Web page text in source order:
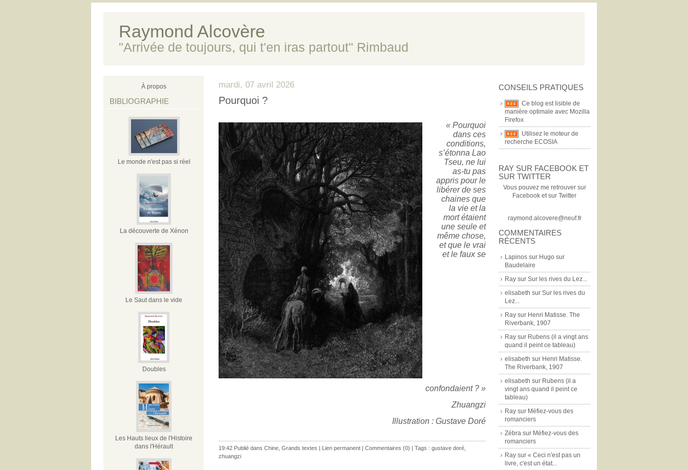
Raymond Alcovère
"Arrivée de toujours, qui t'en iras partout" Rimbaud
À propos
BIBLIOGRAPHIE
Le monde n'est pas si réel
La découverte de Xénon
Le Saut dans le vide
Doubles
Les Hauts lieux de l'Histoire
dans l'Hérault
CONSEILS PRATIQUES
Ce blog est lisible de
manière optimale avec Mozilla
Firefox
Utilisez le moteur de
recherche ECOSIA
RAY SUR FACEBOOK ET
SUR TWITTER
Vous pouvez me retrouver sur
Facebook et sur Twitter
raymond.alcovere@neuf.fr
COMMENTAIRES
RÉCENTS
Lapinos sur Hugo sur
Baudelaire
Ray sur Sur les rives du Lez...
elisabeth sur Sur les rives du
Lez...
Ray sur Henri Matisse. The
Riverbank, 1907
Ray sur Rubens (il a vingt ans
quand il peint ce tableau)
elisabeth sur Henri Matisse.
The Riverbank, 1907
elisabeth sur Rubens (il a
vingt ans quand il peint ce
tableau)
Ray sur Méfiez-vous des
romanciers
Zébra sur Méfiez-vous des
romanciers
Ray sur « Ceci n'est pas un
livre, c'est un état...
mardi, 07 avril 2026
Pourquoi ?
« Pourquoi
dans ces
conditions,
s’étonna Lao
Tseu, ne lui
as-tu pas
appris pour le
libérer de ses
chaines que
la vie et la
mort étaient
une seule et
même chose,
et que le vrai
et le faux se
confondaient ? »
Zhuangzi
Illustration : Gustave Doré
19:42 Publié dans Chine Grands textes Lien permanent Commentaires (0) | Tags : gustave doré
zhuangzi